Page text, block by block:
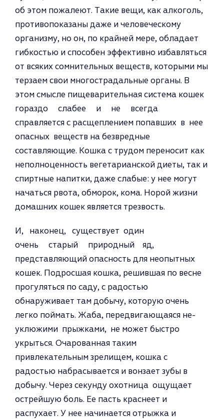
об этом пожалеют. Такие вещи, как алкоголь,
противопоказаны даже и человеческому
организму, но он, по крайней мере, обладает
гибкостью и способен эффективно избавляться
от всяких сомнительных веществ, которыми мы
терзаем свои мно­гострадальные органы. В
этом смыс­ле пищеварительная система кошек
гораздо слабее и не всегда
справляется с расщеплением попав­ших в нее
опасных веществ на безвредные
составляющие. Кошка с трудом переносит как
неполноценность вегетарианской диеты, так и
спиртные напитки, даже слабые: у нее могут
начаться рвота, обморок, кома. Норой жизни
домашних ко­шек является трезвость.
И, наконец, существует один
очень старый природный яд,
представляющий опасность для не­опытных
кошек. Подросшая кошка, решившая по весне
прогуляться по саду, с радостью
обнаруживает там добычу, которую очень
легко пой­мать. Жаба, передвигающаяся не­
уклюжими прыжками, не может быстро
укрыться. Очарованная та­ким
привлекательным зрелищем, кошка с
радостью набрасывается и вонзает зубы в
добычу. Через се­кунду охотница ощущает
острейшую боль. Ее пасть краснеет и
распухает. У нее начинается отрыжка и